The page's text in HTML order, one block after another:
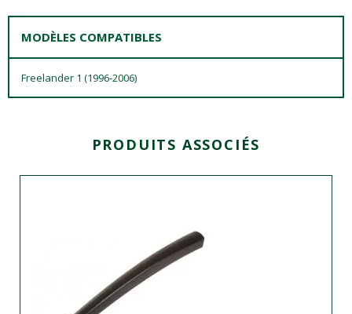
MODÈLES COMPATIBLES
Freelander 1 (1996-2006)
PRODUITS ASSOCIÉS